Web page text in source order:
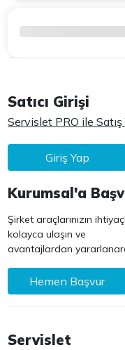
Satıcı Girişi
Servislet PRO ile Satış
Giriş Yap
Kurumsal'a
Şirket araçlarınızın
kolayca ulaşın ve
avantajlardan
Hemen Başvur
Servislet